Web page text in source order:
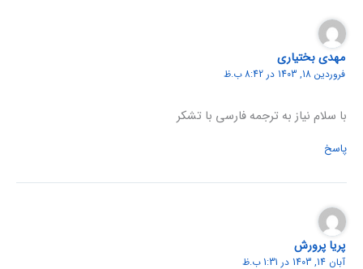
مهدی بختیاری
فروردین 18, 1403 در 8:42 ب.ظ
با سلام نیاز به ترجمه فارسی با تشکر
پاسخ
پریا پرورش
آبان 14, 1403 در 1:31 ب.ظ